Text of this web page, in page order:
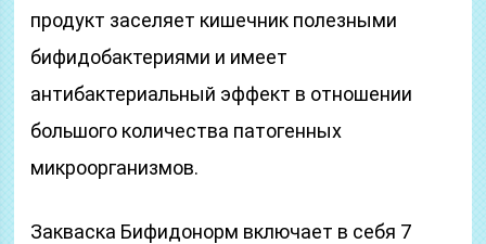
продукт заселяет кишечник полезными
бифидобактериями и имеет
антибактериальный эффект в отношении
большого количества патогенных
микроорганизмов.
Закваска Бифидонорм включает в себя 7